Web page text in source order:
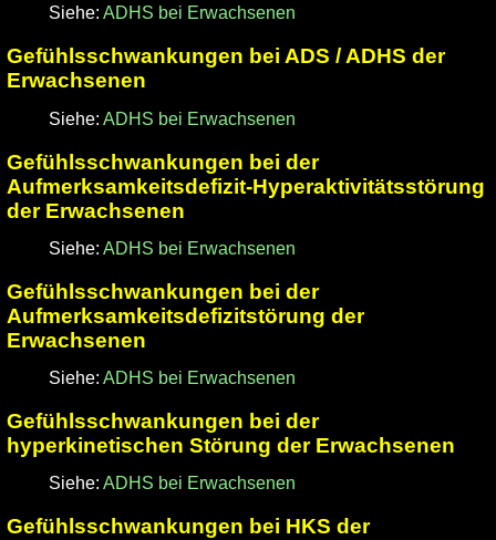
Siehe:ADHS bei Erwachsenen
Gefühlsschwankungen bei ADS / ADHS der
Erwachsenen
Siehe:ADHS bei Erwachsenen
Gefühlsschwankungen bei der
Aufmerksamkeitsdefizit-Hyperaktivitätsstörung
der Erwachsenen
Siehe:ADHS bei Erwachsenen
Gefühlsschwankungen bei der
Aufmerksamkeitsdefizitstörung der
Erwachsenen
Siehe:ADHS bei Erwachsenen
Gefühlsschwankungen bei der
hyperkinetischen Störung der Erwachsenen
Siehe:ADHS bei Erwachsenen
Gefühlsschwankungen bei HKS der